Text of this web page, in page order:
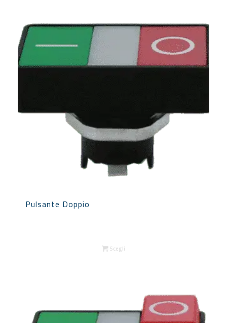
Pulsante Doppio
Scegli